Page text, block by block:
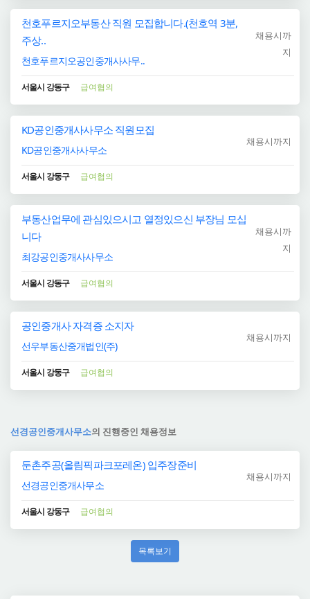
천호푸르지오부동산 직원 모집합니다.(천호역 3분,
주상..
천호푸르지오공인중개사사무..
채용시까
지
서울시 강동구 급여협의
KD공인중개사사무소 직원모집
KD공인중개사사무소
채용시까지
서울시 강동구 급여협의
부동산업무에 관심있으시고 열정있으신 부장님 모십
니다
최강공인중개사사무소
채용시까
지
서울시 강동구 급여협의
공인중개사 자격증 소지자
선우부동산중개법인(주)
채용시까지
서울시 강동구 급여협의
선경공인중개사무소의 진행중인 채용정보
둔촌주공(올림픽파크포레온) 입주장준비
선경공인중개사무소
채용시까지
서울시 강동구 급여협의
목록보기